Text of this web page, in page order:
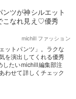
ツが神シルエット
こなれ見え♡優秀
michill ファッション
ットパンツ」。ラクな
を演出してくれる優秀
したいmichill編集部注
わせて詳しくチェック